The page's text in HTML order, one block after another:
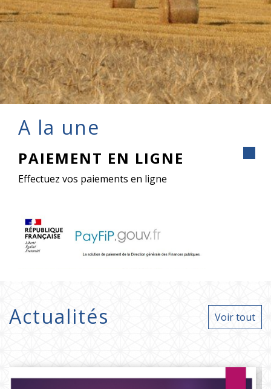
A la une
PAIEMENT EN LIGNE
Effectuez vos paiements en ligne
Actualités Voir tout